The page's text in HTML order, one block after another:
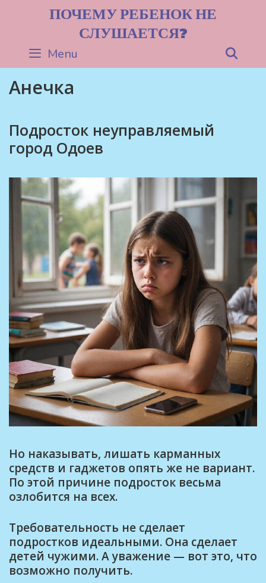
ПОЧЕМУ РЕБЕНОК НЕ
СЛУШАЕТСЯ?
Menu
Анечка
Подросток неуправляемый
город Одоев
Но наказывать, лишать карманных
средств и гаджетов опять же не вариант.
По этой причине подросток весьма
озлобится на всех.
Требовательность не сделает
подростков идеальными. Она сделает
детей чужими. А уважение — вот это, что
возможно получить.